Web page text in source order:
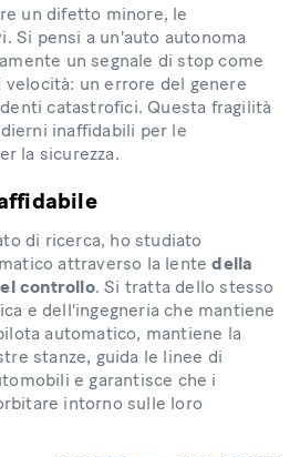
un difetto minore, le
Si pensi a un'auto autonoma
un segnale di stop come
un errore del genere
catastrofici. Questa fragilità
inaffidabili per le
la sicurezza.
di ricerca, ho studiato
attraverso la lentedella
controllo. Si tratta dello stesso
e dell'ingegneria che mantiene
automatico, mantiene la
stanze, guida le linee di
e garantisce che i
intorno sulle loro